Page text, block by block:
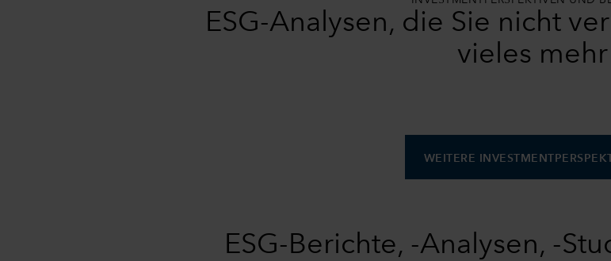
ESG-Analysen, die Sie nicht
vieles mehr
WEITERE
ESG-Berichte, -Analysen, -